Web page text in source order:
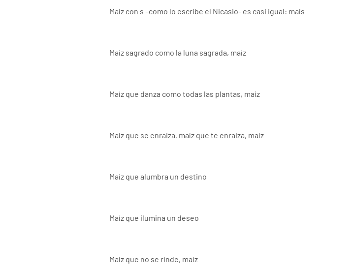
Maíz con s –como lo escribe el Nicasio- es casi igual: maís
Maíz sagrado como la luna sagrada, maíz
Maíz que danza como todas las plantas, maíz
Maíz que se enraiza, maíz que te enraiza, maíz
Maíz que alumbra un destino
Maíz que ilumina un deseo
Maíz que no se rinde, maíz